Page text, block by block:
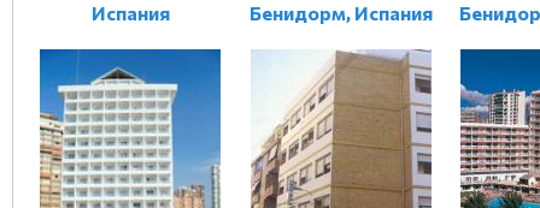
Испания
Бенидорм, Испания